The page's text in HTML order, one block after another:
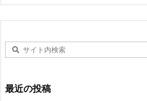
最近の投稿